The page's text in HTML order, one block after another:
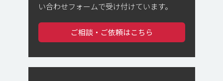
い合わせフォームで受け付けています。
ご相談・ご依頼はこちら